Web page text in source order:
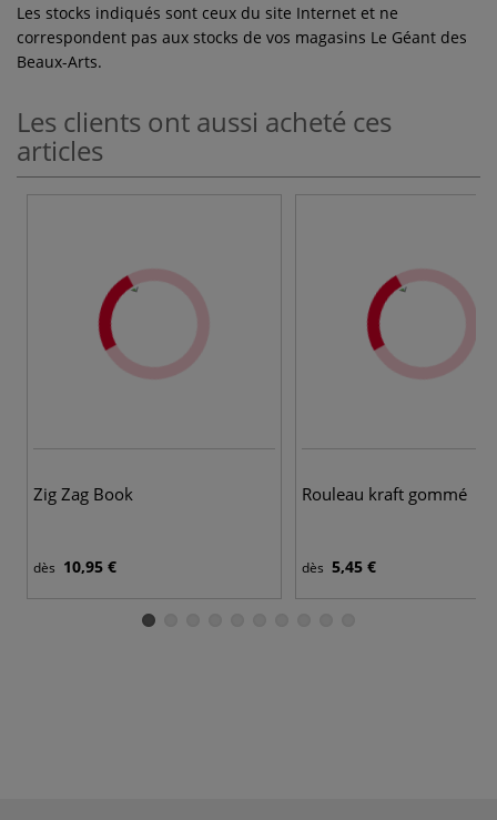
Les stocks indiqués sont ceux du site Internet et ne
correspondent pas aux stocks de vos magasins Le Géant des
Beaux-Arts.
Les clients ont aussi acheté ces
articles
Zig Zag Book
dès 10,95 €
Rouleau kraft gommé
dès 5,45 €